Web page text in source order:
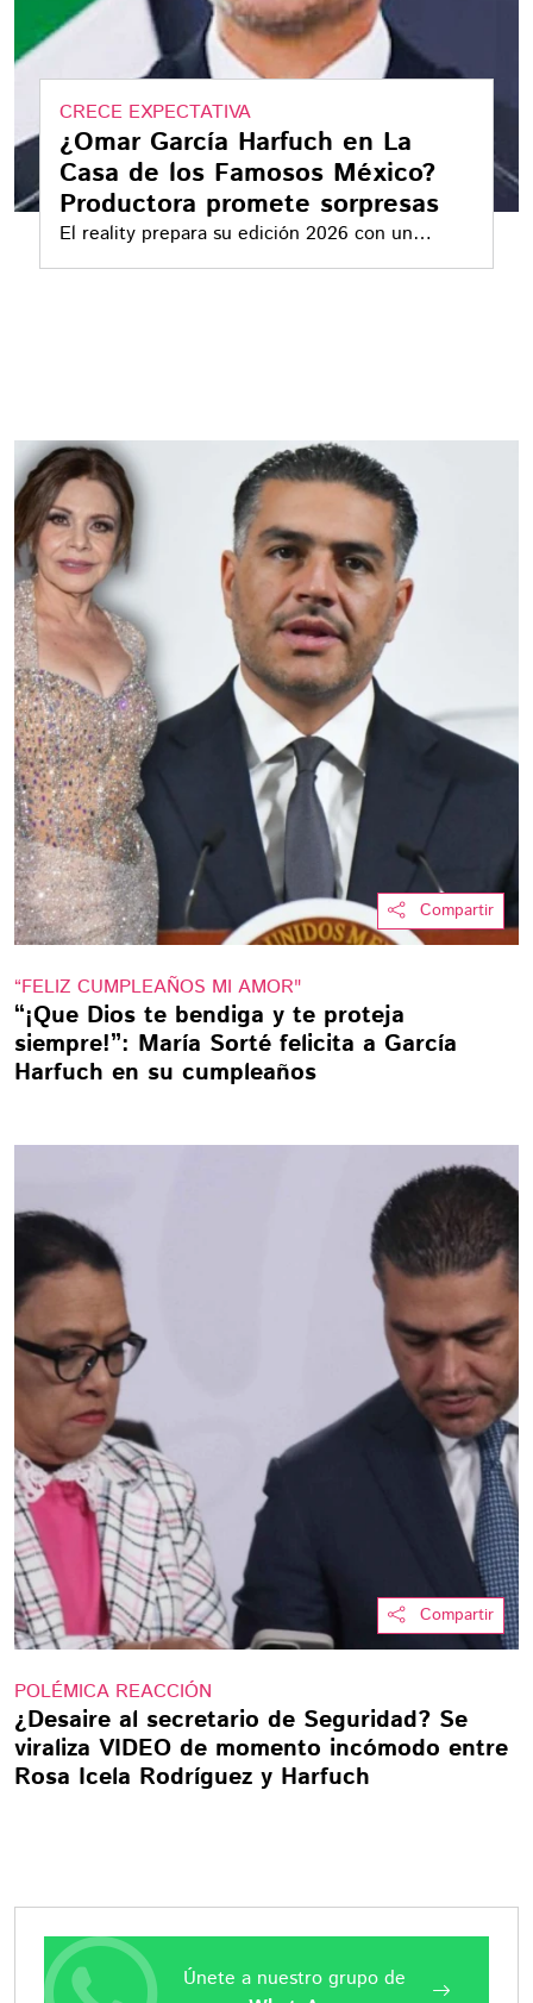
CRECE EXPECTATIVA
¿Omar García Harfuch en La
Casa de los Famosos México?
Productora promete sorpresas
El reality prepara su edición 2026 con un
casting que busca superar su éxito previo.
Compartir
“FELIZ CUMPLEAÑOS MI AMOR"
“¡Que Dios te bendiga y te proteja
siempre!”: María Sorté felicita a García
Harfuch en su cumpleaños
Compartir
POLÉMICA REACCIÓN
¿Desaire al secretario de Seguridad? Se
viraliza VIDEO de momento incómodo entre
Rosa Icela Rodríguez y Harfuch
Únete a nuestro grupo de